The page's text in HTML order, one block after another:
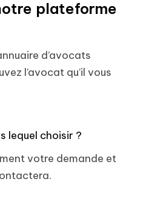
plateforme
d’avocats
l’avocat qu’il vous
lequel choisir ?
votre demande et